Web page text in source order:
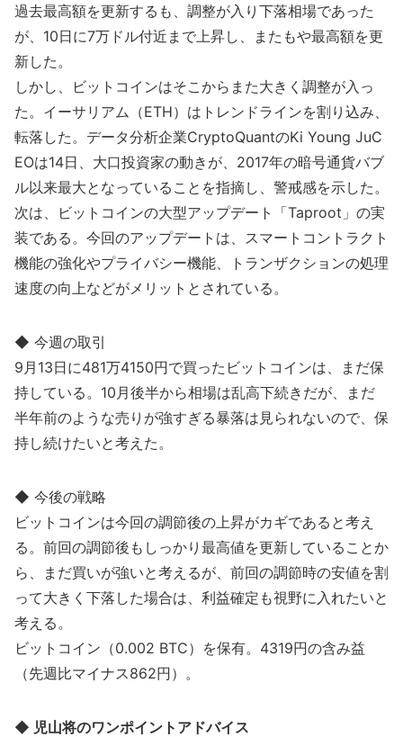
過去最高額を更新するも、調整が入り下落相場であった
が、10日に7万ドル付近まで上昇し、またもや最高額を更
新した。
しかし、ビットコインはそこからまた大きく調整が入っ
た。イーサリアム（ETH）はトレンドラインを割り込み、
転落した。データ分析企業CryptoQuantのKi Young JuC
EOは14日、大口投資家の動きが、2017年の暗号通貨バブ
ル以来最大となっていることを指摘し、警戒感を示した。
次は、ビットコインの大型アップデート「Taproot」の実
装である。今回のアップデートは、スマートコントラクト
機能の強化やプライバシー機能、トランザクションの処理
速度の向上などがメリットとされている。
◆ 今週の取引
9月13日に481万4150円で買ったビットコインは、まだ保
持している。10月後半から相場は乱高下続きだが、まだ
半年前のような売りが強すぎる暴落は見られないので、保
持し続けたいと考えた。
◆ 今後の戦略
ビットコインは今回の調節後の上昇がカギであると考え
る。前回の調節後もしっかり最高値を更新していることか
ら、まだ買いが強いと考えるが、前回の調節時の安値を割
って大きく下落した場合は、利益確定も視野に入れたいと
考える。
ビットコイン（0.002 BTC）を保有。4319円の含み益
（先週比マイナス862円）。
◆ 児山将のワンポイントアドバイス